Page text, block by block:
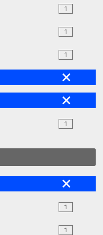
1
1
1
1
1
1